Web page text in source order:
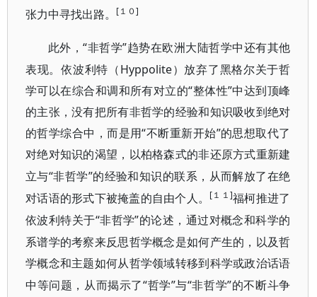
张力中寻找出路。 [１０]
此外，“非哲学”趋势在欧洲大陆哲学中还有其他
表现。依波利特（Hyppolite）放弃了黑格尔关于哲
学可以在综合和调和所有对立的“整体性”中达到顶峰
的主张，没有把所有非哲学的经验和知识吸收到绝对
的哲学综合中，而是用“不断重新开始”的思想取代了
对绝对知识的渴望，以柏格森式的非还原方式重新建
立与“非哲学”的经验和知识的联系，从而解放了在绝
对话语的形式下被掩盖的自由个人。
[１１]福柯推进了
依波利特关于“非哲学”的论述，通过对概念和科学的
系谱学的考察来反思哲学概念是如何产生的，以及哲
学概念和主题如何从哲学领域转移到科学或政治话语
中等问题，从而揭示了“哲学”与“非哲学”的不断斗争